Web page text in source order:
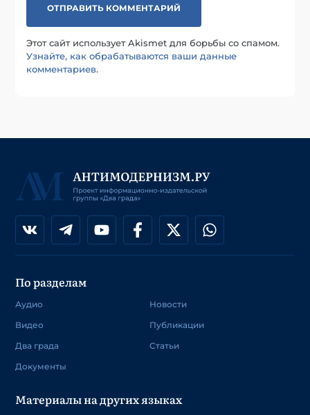
Этот сайт использует Akismet для борьбы со спамом.
Узнайте, как обрабатываются ваши данные
комментариев.
По разделам
Аудио
Видео
Два града
Документы
Новости
Публикации
Статьи
Материалы на других языках